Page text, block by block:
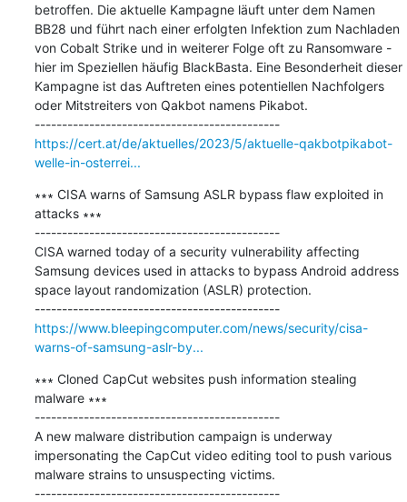
betroffen. Die aktuelle Kampagne läuft unter dem Namen
BB28 und führt nach einer erfolgten Infektion zum Nachladen
von Cobalt Strike und in weiterer Folge oft zu Ransomware -
hier im Speziellen häufig BlackBasta. Eine Besonderheit dieser
Kampagne ist das Auftreten eines potentiellen Nachfolgers
oder Mitstreiters von Qakbot namens Pikabot.
---------------------------------------------
https://cert.at/de/aktuelles/2023/5/aktuelle-qakbotpikabot-
welle-in-osterrei...
∗∗∗ CISA warns of Samsung ASLR bypass flaw exploited in
attacks ∗∗∗
---------------------------------------------
CISA warned today of a security vulnerability affecting
Samsung devices used in attacks to bypass Android address
space layout randomization (ASLR) protection.
---------------------------------------------
https://www.bleepingcomputer.com/news/security/cisa-
warns-of-samsung-aslr-by...
∗∗∗ Cloned CapCut websites push information stealing
malware ∗∗∗
---------------------------------------------
A new malware distribution campaign is underway
impersonating the CapCut video editing tool to push various
malware strains to unsuspecting victims.
---------------------------------------------